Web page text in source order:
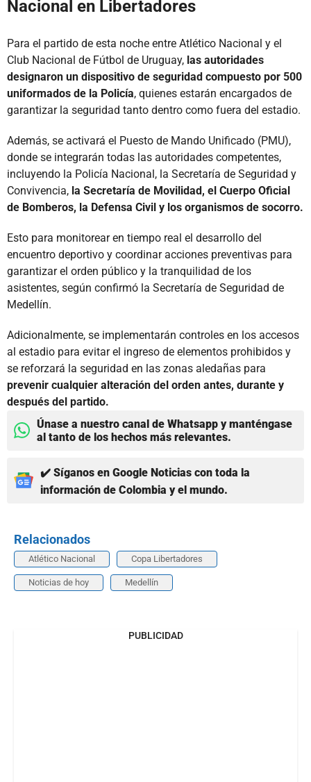
Nacional en Libertadores
Para el partido de esta noche entre Atlético Nacional y el
Club Nacional de Fútbol de Uruguay, las autoridades
designaron un dispositivo de seguridad compuesto por 500
uniformados de la Policía, quienes estarán encargados de
garantizar la seguridad tanto dentro como fuera del estadio.
Además, se activará el Puesto de Mando Unificado (PMU),
donde se integrarán todas las autoridades competentes,
incluyendo la Policía Nacional, la Secretaría de Seguridad y
Convivencia, la Secretaría de Movilidad, el Cuerpo Oficial
de Bomberos, la Defensa Civil y los organismos de socorro.
Esto para monitorear en tiempo real el desarrollo del
encuentro deportivo y coordinar acciones preventivas para
garantizar el orden público y la tranquilidad de los
asistentes, según confirmó la Secretaría de Seguridad de
Medellín.
Adicionalmente, se implementarán controles en los accesos
al estadio para evitar el ingreso de elementos prohibidos y
se reforzará la seguridad en las zonas aledañas para
prevenir cualquier alteración del orden antes, durante y
después del partido.
Únase a nuestro canal de Whatsapp y manténgase
al tanto de los hechos más relevantes.
✔️ Síganos en Google Noticias con toda la
información de Colombia y el mundo.
Relacionados
Atlético Nacional Copa Libertadores
Noticias de hoy Medellín
PUBLICIDAD